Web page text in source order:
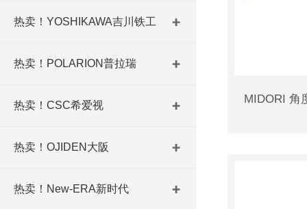
热卖！YOSHIKAWA吉川铁工
热卖！POLARION普拉瑞
热卖！CSC希爱视
热卖！OJIDEN大阪
热卖！New-ERA新时代